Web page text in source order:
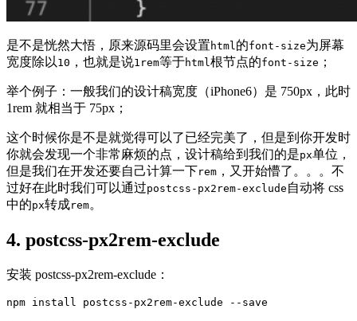
是不是恍然大悟，原来源码里会设置 html的font-size为屏幕
宽度除以 10 ，也就是说1rem等于html根节点的font-size ；
举个例子：一般我们的设计稿宽度（iPhone6）是 750px，此时
1rem 就相当于 75px；
这个时候你是不是就觉得可以了已经完美了，但是到你开发时
你就会发现一个非常麻烦的点，设计稿给到我们的是px单位，
但是我们在开发还要自己计算一下rem ，又开始懵了。。。不
过好在此时我们可以通过postcss-px2rem-exclude 自动将 css
中的px转成rem。
4. postcss-px2rem-exclude
安装 postcss-px2rem-exclude：
npm install postcss-px2rem-exclude --save